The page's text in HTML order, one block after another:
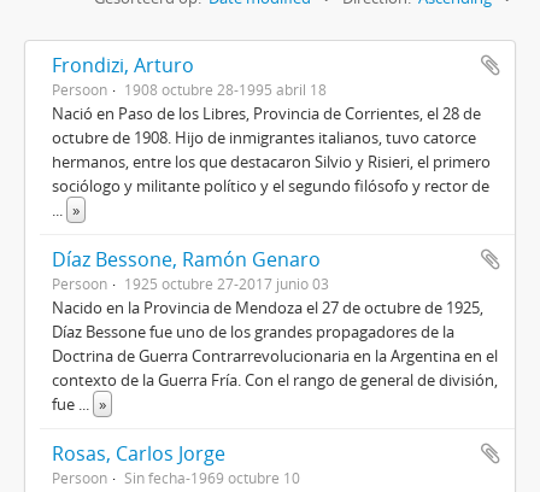
Frondizi, Arturo
Persoon 1908 octubre 28-1995 abril 18
Nació en Paso de los Libres, Provincia de Corrientes, el 28 de
octubre de 1908. Hijo de inmigrantes italianos, tuvo catorce
hermanos, entre los que destacaron Silvio y Risieri, el primero
sociólogo y militante político y el segundo filósofo y rector de
... »
Díaz Bessone, Ramón Genaro
Persoon 1925 octubre 27-2017 junio 03
Nacido en la Provincia de Mendoza el 27 de octubre de 1925,
Díaz Bessone fue uno de los grandes propagadores de la
Doctrina de Guerra Contrarrevolucionaria en la Argentina en el
contexto de la Guerra Fría. Con el rango de general de división,
fue ... »
Rosas, Carlos Jorge
Persoon Sin fecha-1969 octubre 10